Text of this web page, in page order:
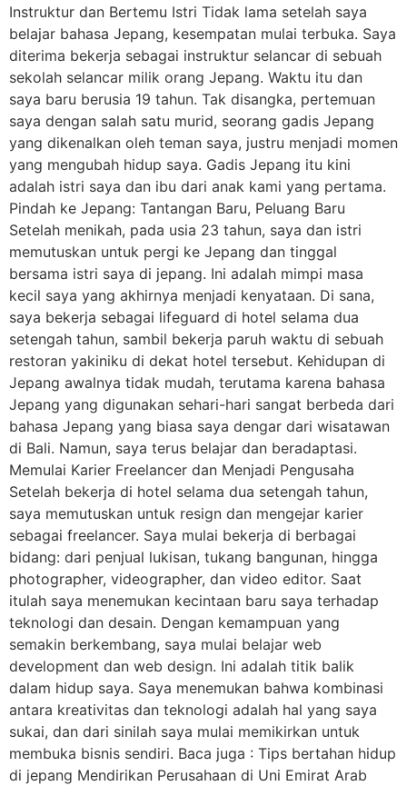
Instruktur dan Bertemu Istri Tidak lama setelah saya
belajar bahasa Jepang, kesempatan mulai terbuka. Saya
diterima bekerja sebagai instruktur selancar di sebuah
sekolah selancar milik orang Jepang. Waktu itu dan
saya baru berusia 19 tahun. Tak disangka, pertemuan
saya dengan salah satu murid, seorang gadis Jepang
yang dikenalkan oleh teman saya, justru menjadi momen
yang mengubah hidup saya. Gadis Jepang itu kini
adalah istri saya dan ibu dari anak kami yang pertama.
Pindah ke Jepang: Tantangan Baru, Peluang Baru
Setelah menikah, pada usia 23 tahun, saya dan istri
memutuskan untuk pergi ke Jepang dan tinggal
bersama istri saya di jepang. Ini adalah mimpi masa
kecil saya yang akhirnya menjadi kenyataan. Di sana,
saya bekerja sebagai lifeguard di hotel selama dua
setengah tahun, sambil bekerja paruh waktu di sebuah
restoran yakiniku di dekat hotel tersebut. Kehidupan di
Jepang awalnya tidak mudah, terutama karena bahasa
Jepang yang digunakan sehari-hari sangat berbeda dari
bahasa Jepang yang biasa saya dengar dari wisatawan
di Bali. Namun, saya terus belajar dan beradaptasi.
Memulai Karier Freelancer dan Menjadi Pengusaha
Setelah bekerja di hotel selama dua setengah tahun,
saya memutuskan untuk resign dan mengejar karier
sebagai freelancer. Saya mulai bekerja di berbagai
bidang: dari penjual lukisan, tukang bangunan, hingga
photographer, videographer, dan video editor. Saat
itulah saya menemukan kecintaan baru saya terhadap
teknologi dan desain. Dengan kemampuan yang
semakin berkembang, saya mulai belajar web
development dan web design. Ini adalah titik balik
dalam hidup saya. Saya menemukan bahwa kombinasi
antara kreativitas dan teknologi adalah hal yang saya
sukai, dan dari sinilah saya mulai memikirkan untuk
membuka bisnis sendiri. Baca juga : Tips bertahan hidup
di jepang Mendirikan Perusahaan di Uni Emirat Arab